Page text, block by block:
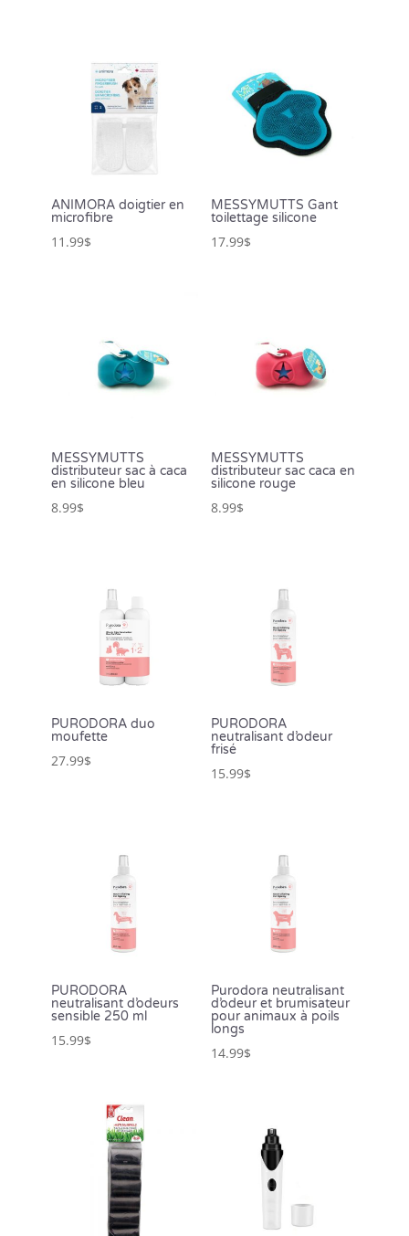
ANIMORA doigtier en
microfibre
11.99$
MESSYMUTTS Gant
toilettage silicone
17.99$
MESSYMUTTS
distributeur sac à caca
en silicone bleu
8.99$
MESSYMUTTS
distributeur sac caca en
silicone rouge
8.99$
PURODORA duo
moufette
27.99$
PURODORA
neutralisant d’odeur
frisé
15.99$
PURODORA
neutralisant d’odeurs
sensible 250 ml
15.99$
Purodora neutralisant
d’odeur et brumisateur
pour animaux à poils
longs
14.99$